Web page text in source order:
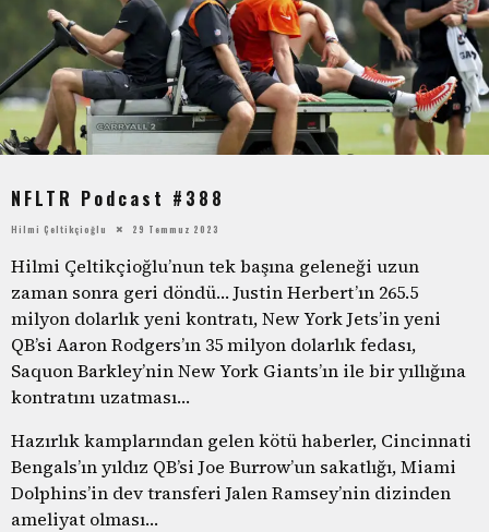
NFLTR Podcast #388
Hilmi Çeltikçioğlu 29 Temmuz 2023
Hilmi Çeltikçioğlu’nun tek başına geleneği uzun
zaman sonra geri döndü… Justin Herbert’ın 265.5
milyon dolarlık yeni kontratı, New York Jets’in yeni
QB’si Aaron Rodgers’ın 35 milyon dolarlık fedası,
Saquon Barkley’nin New York Giants’ın ile bir yıllığına
kontratını uzatması…
Hazırlık kamplarından gelen kötü haberler, Cincinnati
Bengals’ın yıldız QB’si Joe Burrow’un sakatlığı, Miami
Dolphins’in dev transferi Jalen Ramsey’nin dizinden
ameliyat olması…